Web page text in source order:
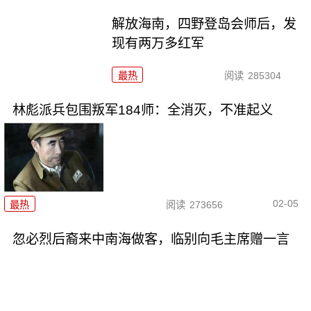
解放海南，四野登岛会师后，发
现有两万多红军
最热 阅读 285304
林彪派兵包围叛军184师：全消灭，不准起义
最热 阅读 273656 02-05
忽必烈后裔来中南海做客，临别向毛主席赠一言